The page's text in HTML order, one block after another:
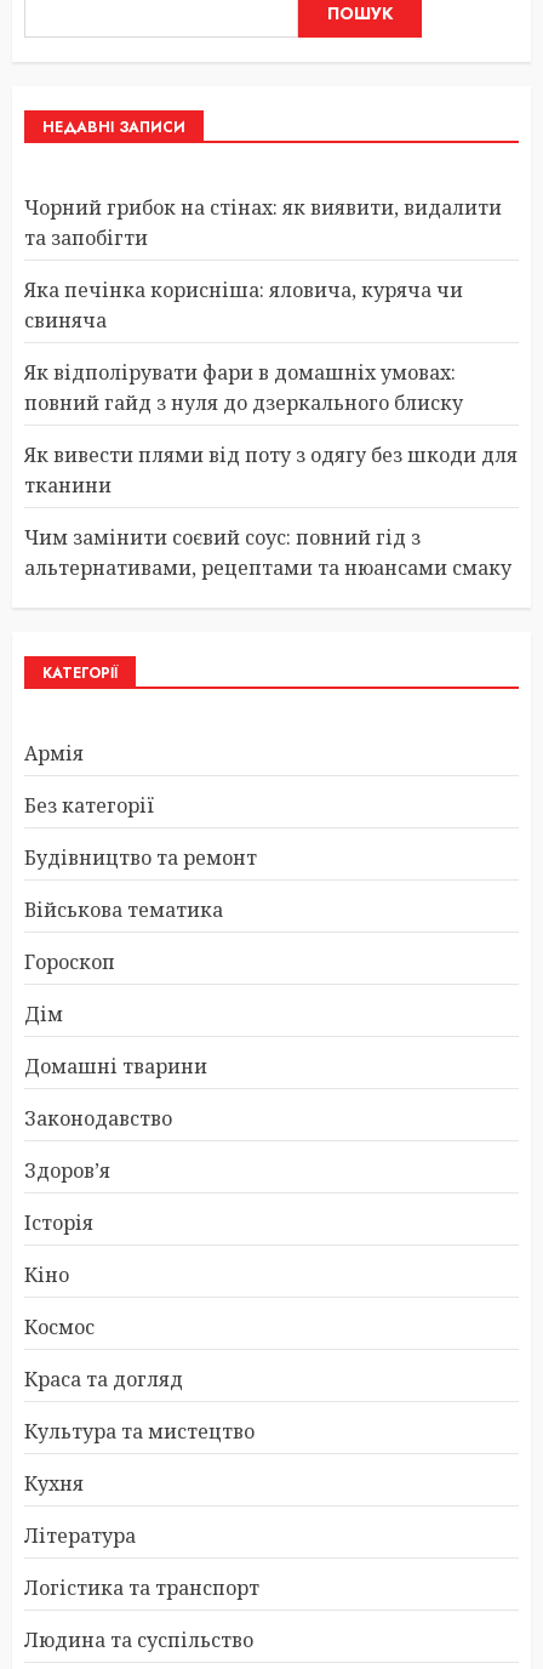
ПОШУК
НЕДАВНІ ЗАПИСИ
Чорний грибок на стінах: як виявити, видалити
та запобігти
Яка печінка корисніша: яловича, куряча чи
свиняча
Як відполірувати фари в домашніх умовах:
повний гайд з нуля до дзеркального блиску
Як вивести плями від поту з одягу без шкоди для
тканини
Чим замінити соєвий соус: повний гід з
альтернативами, рецептами та нюансами смаку
КАТЕГОРІЇ
Армія
Без категорії
Будівництво та ремонт
Військова тематика
Гороскоп
Дім
Домашні тварини
Законодавство
Здоров’я
Історія
Кіно
Космос
Краса та догляд
Культура та мистецтво
Кухня
Література
Логістика та транспорт
Людина та суспільство